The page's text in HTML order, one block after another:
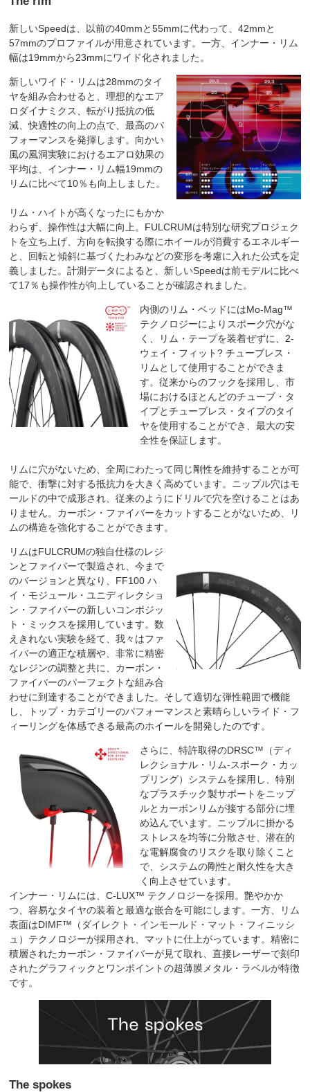
新しいSpeedは、以前の40mmと55mmに代わって、42mmと
57mmのプロファイルが用意されています。一方、インナー・リム
幅は19mmから23mmにワイド化されました。
新しいワイド・リムは28mmのタイ
ヤを組み合わせると、理想的なエア
ロダイナミクス、転がり抵抗の低
減、快適性の向上の点で、最高のパ
フォーマンスを発揮します。向かい
風の風洞実験におけるエアロ効果の
平均は、インナー・リム幅19mmの
リムに比べて10％も向上しました。
リム・ハイトが高くなったにもかか
わらず、操作性は大幅に向上。FULCRUMは特別な研究プロジェク
トを立ち上げ、方向を転換する際にホイールが消費するエネルギー
と、回転と傾斜に基づくたわみなどの変形を考慮に入れた公式を定
義しました。計測データによると、新しいSpeedは前モデルに比べ
て17％も操作性が向上していることが確認されました。
内側のリム・ベッドにはMo-Mag™
テクノロジーによりスポーク穴がな
く、リム・テープを装着ぜずに、2-
ウェイ・フィット? チューブレス・
リムとして使用することができま
す。従来からのフックを採用し、市
場におけるほとんどのチューブ・タ
イプとチューブレス・タイプのタイ
ヤを使用することができ、最大の安
全性を保証します。
リムに穴がないため、全周にわたって同じ剛性を維持することが可
能で、衝撃に対する抵抗力を大きく高めています。ニップル穴はモ
ールドの中で成形され、従来のようにドリルで穴を空けることはあ
りません。カーボン・ファイバーをカットすることがないため、リ
ムの構造を強化することができます。
リムはFULCRUMの独自仕様のレジ
ンとファイバーで製造され、今まで
のバージョンと異なり、FF100 ハ
イ・モジュール・ユニディレクショ
ン・ファイバーの新しいコンポジッ
ト・ミックスを採用しています。数
えきれない実験を経て、我々はファ
イバーの適正な積層や、非常に精密
なレジンの調整と共に、カーボン・
ファイバーのパーフェクトな組み合
わせに到達することができました。そして適切な弾性範囲で機能
し、トップ・カテゴリーのパフォーマンスと素晴らしいライド・フ
ィーリングを体感できる最高のホイールを開発したのです。
さらに、特許取得のDRSC™（ディ
レクショナル・リム-スポーク・カッ
プリング）システムを採用し、特別
なプラスチック製サポートをニップ
ルとカーボンリムが接する部分に埋
め込んでいます。ニップルに掛かる
ストレスを均等に分散させ、潜在的
な電解腐食のリスクを取り除くこと
で、システムの剛性と耐久性を大き
く向上させています。
インナー・リムには、C-LUX™ テクノロジーを採用。艶やかか
つ、容易なタイヤの装着と最適な嵌合を可能にします。一方、リム
表面はDIMF™（ダイレクト・インモールド・マット・フィニッシ
ュ）テクノロジーが採用され、マットに仕上がっています。精密に
積層されたカーボン・ファイバーが見て取れ、直接レーザーで刻印
されたグラフィックとワンポイントの超薄膜メタル・ラベルが特徴
です。
The spokes